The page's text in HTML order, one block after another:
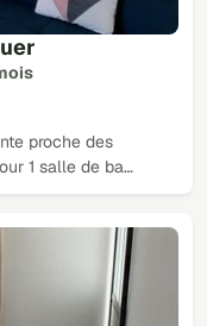
proche des
1 salle de ba…